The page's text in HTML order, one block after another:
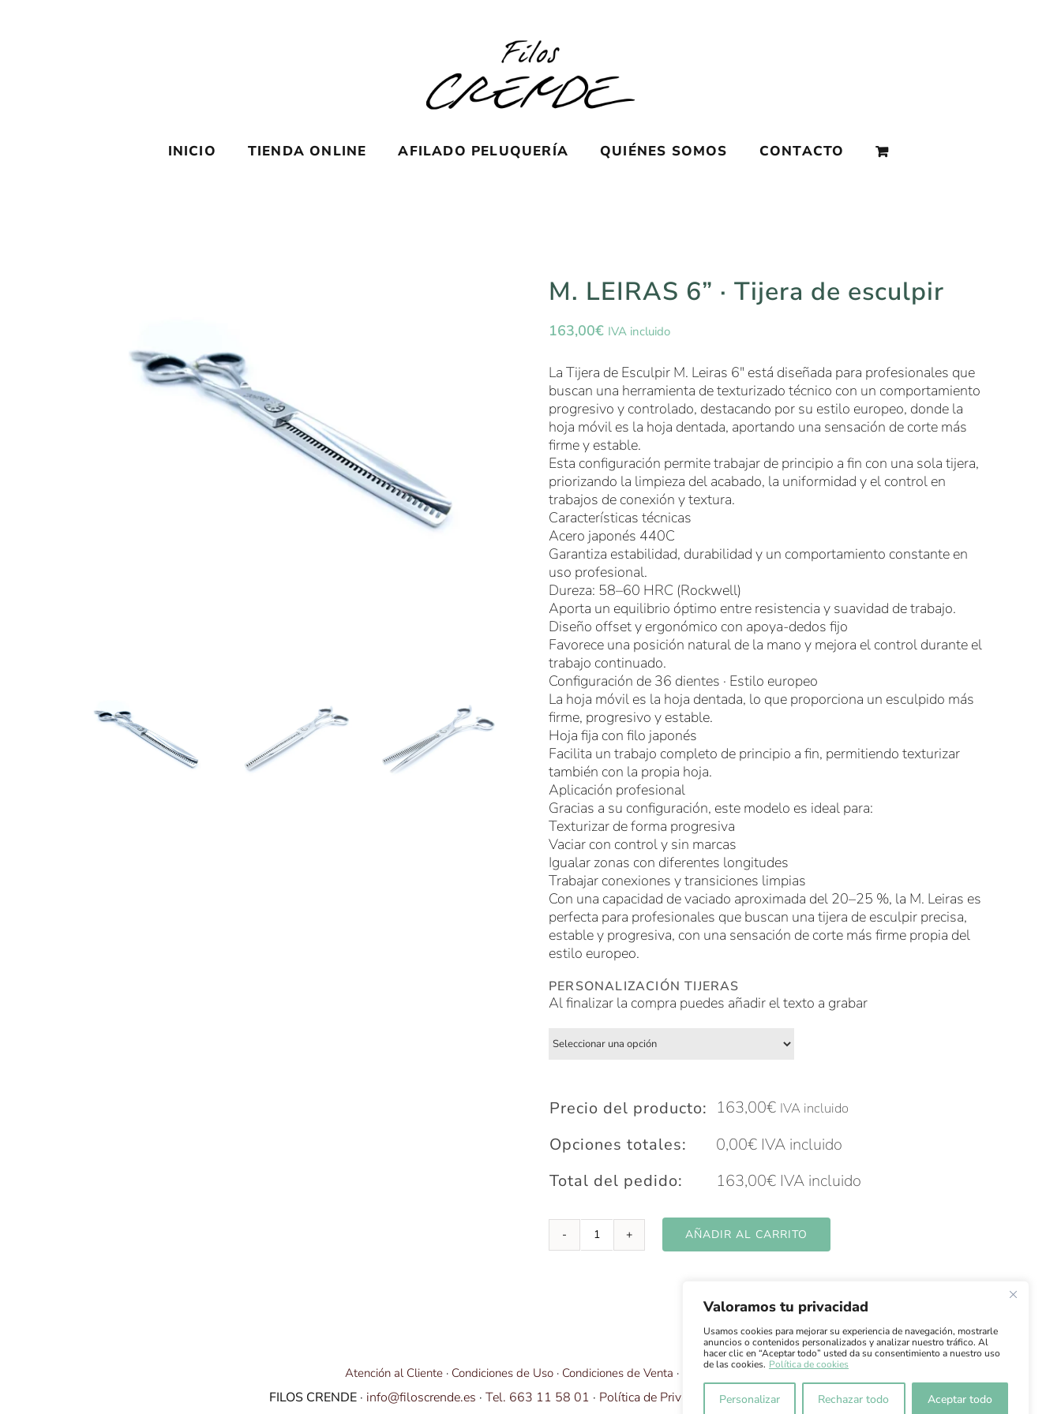
Valoramos tu privacidad
Usamos cookies para mejorar su experiencia de navegación, mostrarle
anuncios o contenidos personalizados y analizar nuestro tráfico. Al
hacer clic en “Aceptar todo” usted da su consentimiento a nuestro uso
de las cookies. Política de cookies
Personalizar Rechazar todo Aceptar todo
INICIO TIENDA ONLINE AFILADO PELUQUERÍA QUIÉNES SOMOS CONTACTO
M. LEIRAS 6” · Tijera de esculpir
163,00€ IVA incluido
La Tijera de Esculpir M. Leiras 6″ está diseñada para profesionales que
buscan una herramienta de texturizado técnico con un comportamiento
progresivo y controlado, destacando por su estilo europeo, donde la
hoja móvil es la hoja dentada, aportando una sensación de corte más
firme y estable.
Esta configuración permite trabajar de principio a fin con una sola tijera,
priorizando la limpieza del acabado, la uniformidad y el control en
trabajos de conexión y textura.
Características técnicas
Acero japonés 440C
Garantiza estabilidad, durabilidad y un comportamiento constante en
uso profesional.
Dureza: 58–60 HRC (Rockwell)
Aporta un equilibrio óptimo entre resistencia y suavidad de trabajo.
Diseño offset y ergonómico con apoya-dedos fijo
Favorece una posición natural de la mano y mejora el control durante el
trabajo continuado.
Configuración de 36 dientes · Estilo europeo
La hoja móvil es la hoja dentada, lo que proporciona un esculpido más
firme, progresivo y estable.
Hoja fija con filo japonés
Facilita un trabajo completo de principio a fin, permitiendo texturizar
también con la propia hoja.
Aplicación profesional
Gracias a su configuración, este modelo es ideal para:
Texturizar de forma progresiva
Vaciar con control y sin marcas
Igualar zonas con diferentes longitudes
Trabajar conexiones y transiciones limpias
Con una capacidad de vaciado aproximada del 20–25 %, la M. Leiras es
perfecta para profesionales que buscan una tijera de esculpir precisa,
estable y progresiva, con una sensación de corte más firme propia del
estilo europeo.
PERSONALIZACIÓN TIJERAS
Al finalizar la compra puedes añadir el texto a grabar
Precio del producto: 163,00€ IVA incluido
Opciones totales: 0,00€IVA incluido
Total del pedido:
163,00€IVA incluido
M.
cantidad
AÑADIR AL CARRITO
Atención al Cliente · Condiciones de Uso · Condiciones de Venta ·
FILOS CRENDE· info@filoscrende.es · Tel. 663 11 58 01 · Política de Privacidad ·Aviso Legal